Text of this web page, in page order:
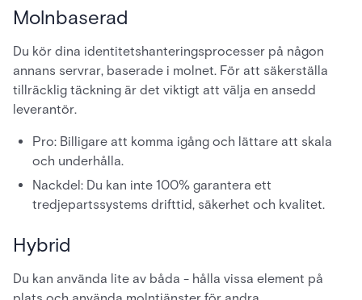
Molnbaserad
Du kör dina identitetshanteringsprocesser på någon
annans servrar, baserade i molnet. För att säkerställa
tillräcklig täckning är det viktigt att välja en ansedd
leverantör.
Pro: Billigare att komma igång och lättare att skala
och underhålla.
Nackdel: Du kan inte 100% garantera ett
tredjepartssystems drifttid, säkerhet och kvalitet.
Hybrid
Du kan använda lite av båda - hålla vissa element på